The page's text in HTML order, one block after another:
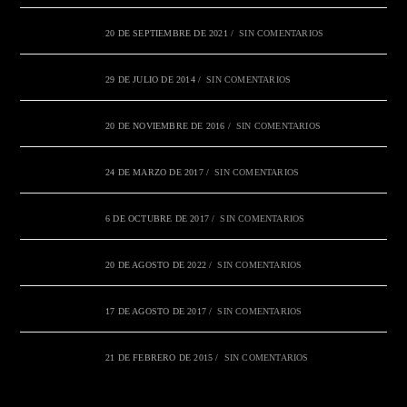
20 DE SEPTIEMBRE DE 2021 / SIN COMENTARIOS
29 DE JULIO DE 2014 / SIN COMENTARIOS
20 DE NOVIEMBRE DE 2016 / SIN COMENTARIOS
24 DE MARZO DE 2017 / SIN COMENTARIOS
6 DE OCTUBRE DE 2017 / SIN COMENTARIOS
20 DE AGOSTO DE 2022 / SIN COMENTARIOS
17 DE AGOSTO DE 2017 / SIN COMENTARIOS
21 DE FEBRERO DE 2015 / SIN COMENTARIOS